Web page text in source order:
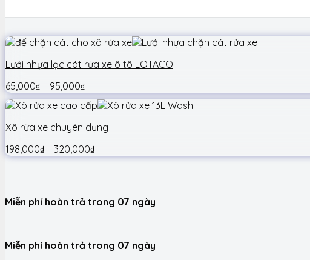
Lưới nhựa lọc cát rửa xe ô tô LOTACO
65,000₫ – 95,000₫
Xô rửa xe chuyên dụng
198,000₫ – 320,000₫
Miễn phí hoàn trả trong 07 ngày
Miễn phí hoàn trả trong 07 ngày